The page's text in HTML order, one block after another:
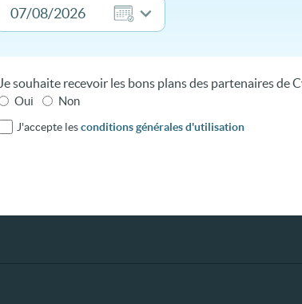
Je souhaite recevoir les bons plans des partenaires de
Oui Non
J'accepte lesconditions générales d'utilisation